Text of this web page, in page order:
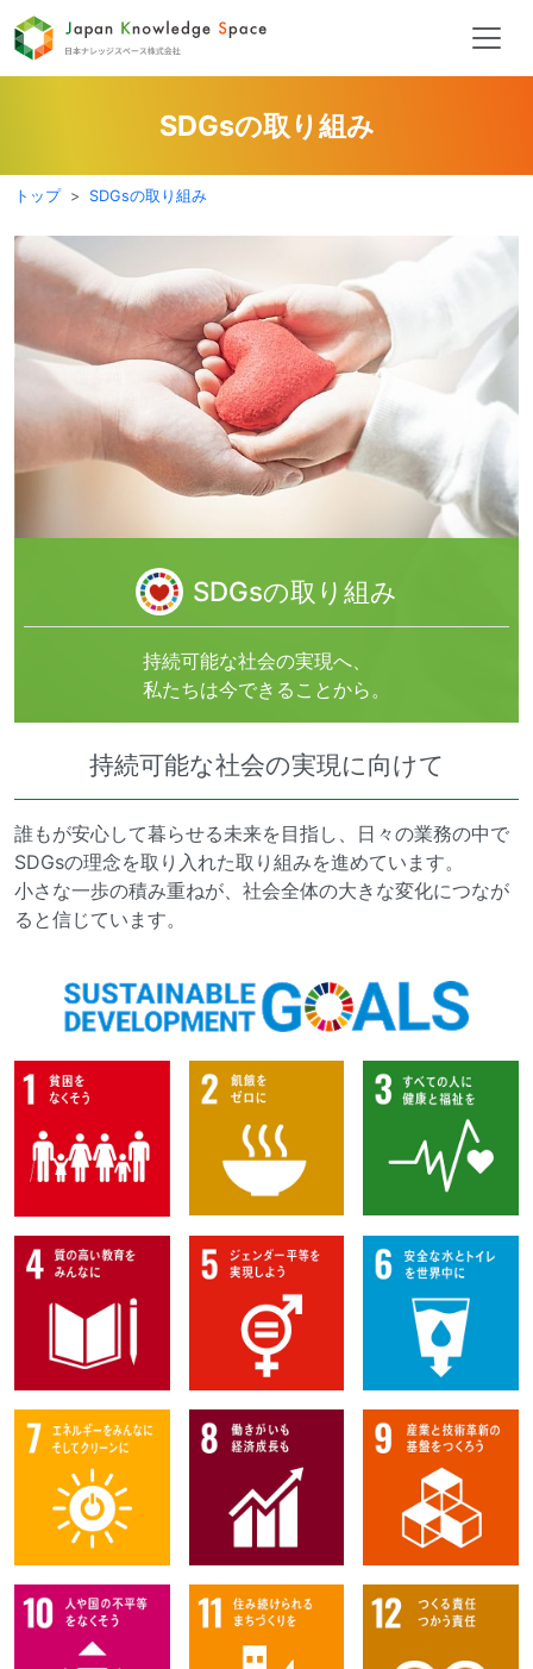
SDGsの取り組み
トップ SDGsの取り組み
SDGsの取り組み
持続可能な社会の実現へ、
私たちは今できることから。
持続可能な社会の実現に向けて
誰もが安心して暮らせる未来を目指し、日々の業務の中で
SDGsの理念を取り入れた取り組みを進めています。
小さな一歩の積み重ねが、社会全体の大きな変化につなが
ると信じています。